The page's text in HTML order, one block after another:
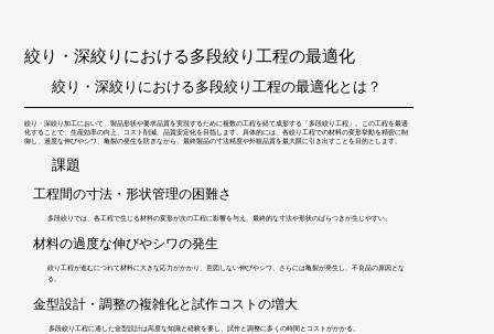
絞り・深絞りにおける多段絞り工程の最適化
絞り・深絞りにおける多段絞り工程の最適化とは？
絞り・深絞り加工において、製品形状や要求品質を実現するために複数の工程を経て成形する「多段絞り工程」。この工程を最適
化することで、生産効率の向上、コスト削減、品質安定化を目指します。具体的には、各絞り工程での材料の変形挙動を精密に制
御し、過度な伸びやシワ、亀裂の発生を防ぎながら、最終製品の寸法精度や外観品質を最大限に引き出すことを目的とします。
​課題
工程間の寸法・形状管理の困難さ
多段絞りでは、各工程で生じる材料の変形が次の工程に影響を与え、最終的な寸法や形状のばらつきが生じやすい。
材料の過度な伸びやシワの発生
絞り工程が進むにつれて材料に大きな応力がかかり、意図しない伸びやシワ、さらには亀裂が発生し、不良品の原因とな
る。
金型設計・調整の複雑化と試作コストの増大
多段絞り工程に適した金型設計は高度な知識と経験を要し、試作と調整に多くの時間とコストがかかる。